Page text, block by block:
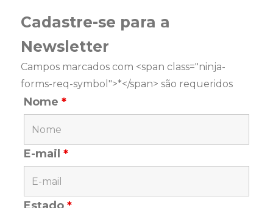
Cadastre-se para a
Newsletter
Campos marcados com <span class="ninja-
forms-req-symbol">*</span> são requeridos
Nome*
E-mail*
Estado*